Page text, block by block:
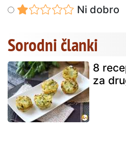
Ni dobro
Sorodni članki
8
za